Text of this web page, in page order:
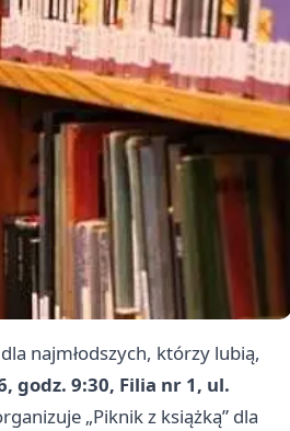
najmłodszych, którzy lubią,
godz. 9:30, Filia nr 1, ul.
„Piknik z książką” dla